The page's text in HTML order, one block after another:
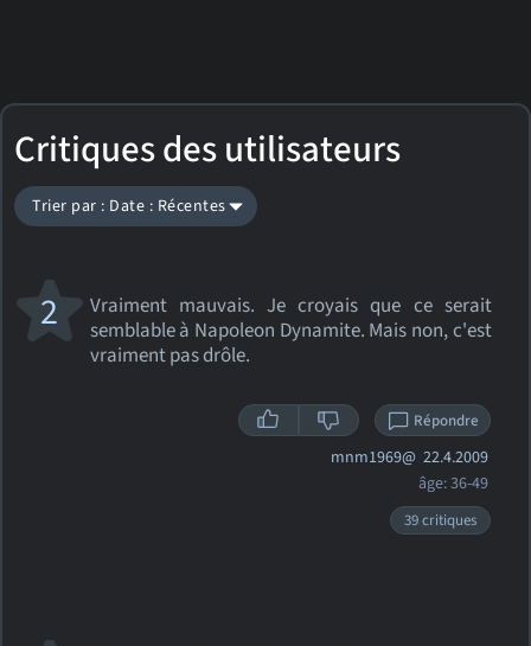
Critiques des utilisateurs
Trier par : Date : Récentes
Vraiment mauvais. Je croyais que ce serait
semblable à Napoleon Dynamite. Mais non, c'est
vraiment pas drôle.
2
Répondre
mnm1969@ 22.4.2009
âge: 36-49
39 critiques